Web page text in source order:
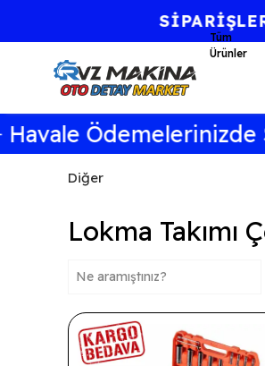
Tüm
Ürünler
Ödemelerinizde
Diğer
Lokma Takımı